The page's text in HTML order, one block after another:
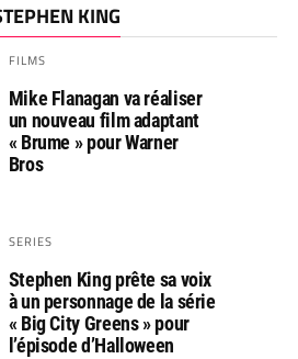
KING
FILMS
Mike Flanagan va réaliser
un nouveau film adaptant
« Brume » pour Warner
Bros
SERIES
Stephen King prête sa voix
à un personnage de la série
« Big City Greens » pour
l’épisode d’Halloween